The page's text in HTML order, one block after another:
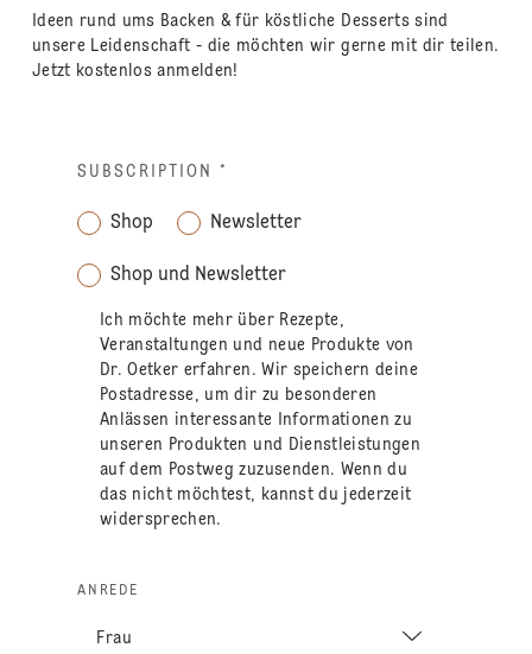
Ideen rund ums Backen & für köstliche Desserts sind
unsere Leidenschaft - die möchten wir gerne mit dir teilen.
Jetzt kostenlos anmelden!
SUBSCRIPTION *
Shop Newsletter
Shop und Newsletter
Ich möchte mehr über Rezepte,
Veranstaltungen und neue Produkte von
Dr. Oetker erfahren. Wir speichern deine
Postadresse, um dir zu besonderen
Anlässen interessante Informationen zu
unseren Produkten und Dienstleistungen
auf dem Postweg zuzusenden. Wenn du
das nicht möchtest, kannst du jederzeit
widersprechen.
ANREDE